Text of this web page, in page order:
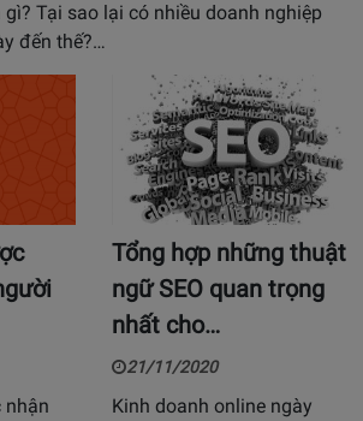
Tại sao lại có nhiều doanh nghiệp
đến thế?…
nhận
Tổng hợp những thuật
ngữ SEO quan trọng
nhất cho…
21/11/2020
Kinh doanh online ngày